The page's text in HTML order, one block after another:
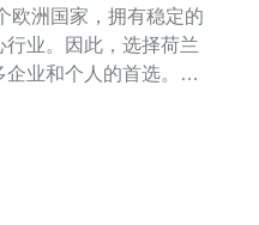
业。因此，选择荷兰
业和个人的首选。本
荷兰服务器的半年价